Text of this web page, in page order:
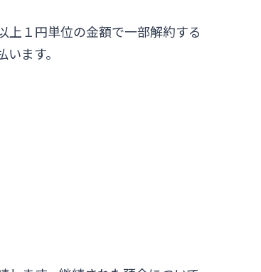
上１円単位の金額で一部解約する
ます。